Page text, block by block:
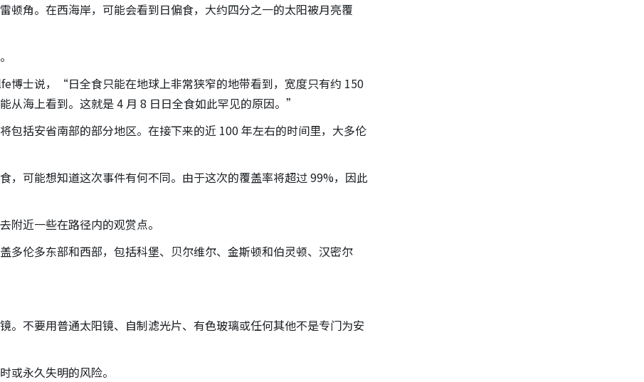
顿角。在西海岸，可能会看到日偏食，大约四分之一的太阳被月亮覆
博士说，“日全食只能在地球上非常狭窄的地带看到，宽度只有约 150
从海上看到。这就是 4 月 8 日日全食如此罕见的原因。”
包括安省南部的部分地区。在接下来的近 100 年左右的时间里，大多伦
，可能想知道这次事件有何不同。由于这次的覆盖率将超过 99%，因此
附近一些在路径内的观赏点。
伦多东部和西部，包括科堡、贝尔维尔、金斯顿和伯灵顿、汉密尔
。不要用普通太阳镜、自制滤光片、有色玻璃或任何其他不是专门为安
或永久失明的风险。